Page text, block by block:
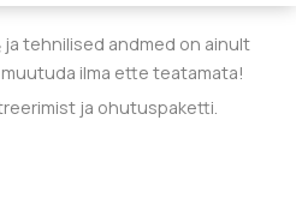
ja tehnilised andmed on ainult
ilma ette teatamata!
ja ohutuspaketti.